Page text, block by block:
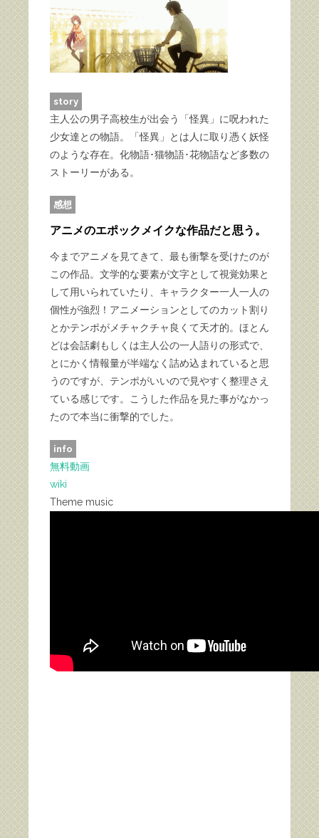
story
主人公の男子高校生が出会う「怪異」に呪われた
少女達との物語。「怪異」とは人に取り憑く妖怪
のような存在。化物語･猫物語･花物語など多数の
ストーリーがある。
感想
アニメのエポックメイクな作品だと思う。
今までアニメを見てきて、最も衝撃を受けたのが
この作品。文学的な要素が文字として視覚効果と
して用いられていたり、キャラクター一人一人の
個性が強烈！アニメーションとしてのカット割り
とかテンポがメチャクチャ良くて天才的。ほとん
どは会話劇もしくは主人公の一人語りの形式で、
とにかく情報量が半端なく詰め込まれていると思
うのですが、テンポがいいので見やすく整理さえ
ている感じです。こうした作品を見た事がなかっ
たので本当に衝撃的でした。
info
無料動画
wiki
Theme music